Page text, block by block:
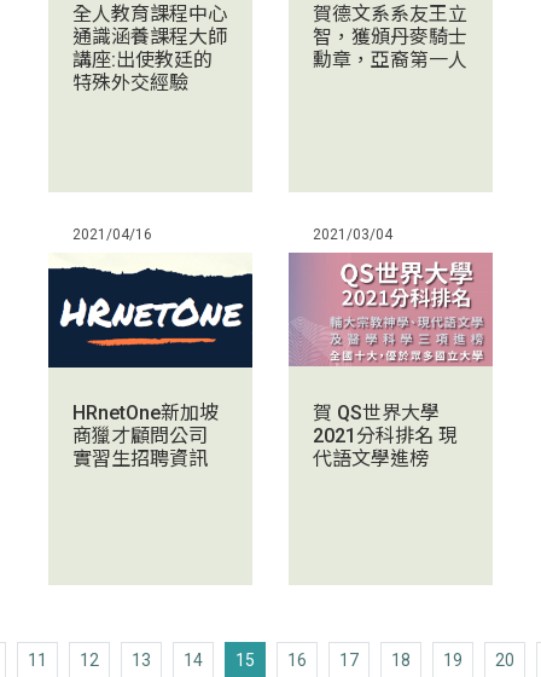
全人教育課程中心
通識涵養課程大師
講座:出使教廷的
特殊外交經驗
賀德文系系友王立
智，獲頒丹麥騎士
勳章，亞裔第一人
2021/04/16
HRnetOne新加坡
商獵才顧問公司
實習生招聘資訊
2021/03/04
賀 QS世界大學
2021分科排名 現
代語文學進榜
十頁
11 12 13 14 15 16 17 18 19 20